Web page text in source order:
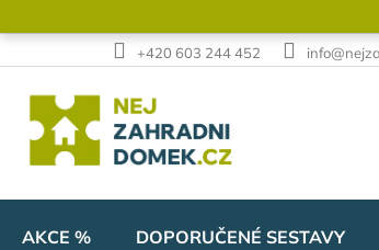
na
+420 603 244 452
AKCE % DOPORUČENÉ SESTAVY